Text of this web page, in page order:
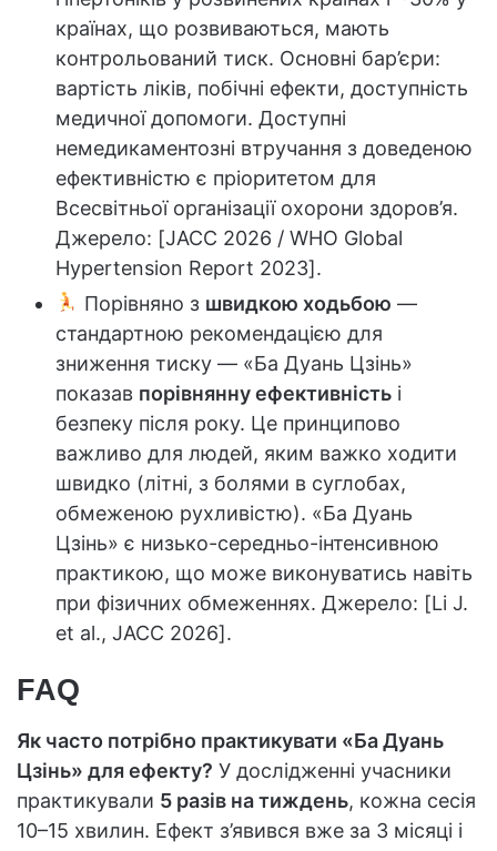
країнах, що розвиваються, мають
контрольований тиск. Основні бар’єри:
вартість ліків, побічні ефекти, доступність
медичної допомоги. Доступні
немедикаментозні втручання з доведеною
ефективністю є пріоритетом для
Всесвітньої організації охорони здоров’я.
Джерело: [JACC 2026 / WHO Global
Hypertension Report 2023].
Порівняно з швидкою ходьбою —
стандартною рекомендацією для
зниження тиску — «Ба Дуань Цзінь»
показав порівнянну ефективність і
безпеку після року. Це принципово
важливо для людей, яким важко ходити
швидко (літні, з болями в суглобах,
обмеженою рухливістю). «Ба Дуань
Цзінь» є низько-середньо-інтенсивною
практикою, що може виконуватись навіть
при фізичних обмеженнях. Джерело: [Li J.
et al., JACC 2026].
FAQ
Як часто потрібно практикувати «Ба Дуань
Цзінь» для ефекту? У дослідженні учасники
практикували 5 разів на тиждень, кожна сесія
10–15 хвилин. Ефект з’явився вже за 3 місяці і